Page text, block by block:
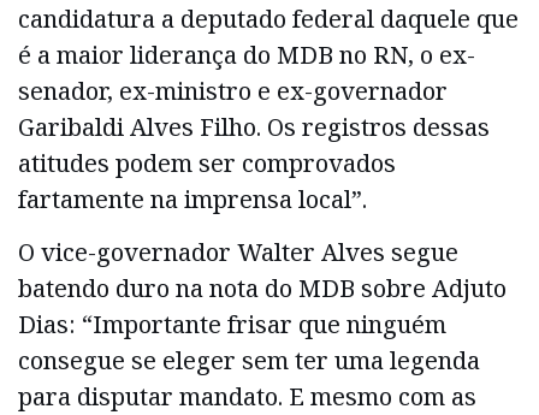
candidatura a deputado federal daquele que
é a maior liderança do MDB no RN, o ex-
senador, ex-ministro e ex-governador
Garibaldi Alves Filho. Os registros dessas
atitudes podem ser comprovados
fartamente na imprensa local”.
O vice-governador Walter Alves segue
batendo duro na nota do MDB sobre Adjuto
Dias: “Importante frisar que ninguém
consegue se eleger sem ter uma legenda
para disputar mandato. E mesmo com as